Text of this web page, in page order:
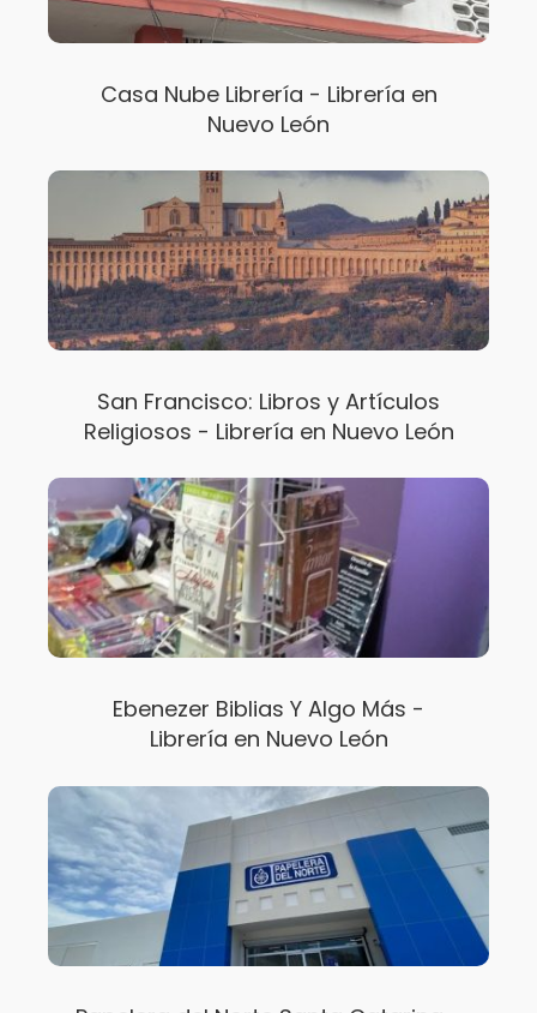
Casa Nube Librería - Librería en
Nuevo León
San Francisco: Libros y Artículos
Religiosos - Librería en Nuevo León
Ebenezer Biblias Y Algo Más -
Librería en Nuevo León